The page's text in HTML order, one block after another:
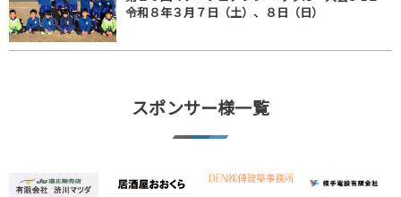
令和８年３月７日（土）、８日（日）
スポンサー様一覧